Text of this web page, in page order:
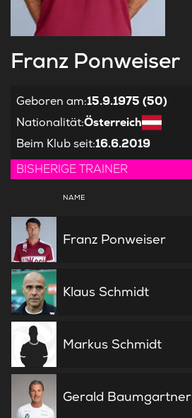
Franz Ponweiser
Geboren am:15.9.1975 (50)
Nationalität:Österreich
Beim Klub seit:16.6.2019
BISHERIGE TRAINER
NAME
Franz Ponweiser
Klaus Schmidt
Markus Schmidt
Gerald Baumgartner